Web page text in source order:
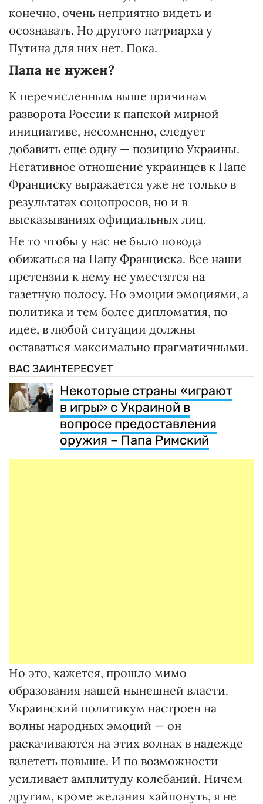
конечно, очень неприятно видеть и
осознавать. Но другого патриарха у
Путина для них нет. Пока.
Папа не нужен?
К перечисленным выше причинам
разворота России к папской мирной
инициативе, несомненно, следует
добавить еще одну — позицию Украины.
Негативное отношение украинцев к Папе
Франциску выражается уже не только в
результатах соцопросов, но и в
высказываниях официальных лиц.
Не то чтобы у нас не было повода
обижаться на Папу Франциска. Все наши
претензии к нему не уместятся на
газетную полосу. Но эмоции эмоциями, а
политика и тем более дипломатия, по
идее, в любой ситуации должны
оставаться максимально прагматичными.
ВАС ЗАИНТЕРЕСУЕТ
Некоторые страны «играют
в игры» с Украиной в
вопросе предоставления
оружия – Папа Римский
Но это, кажется, прошло мимо
образования нашей нынешней власти.
Украинский политикум настроен на
волны народных эмоций — он
раскачиваются на этих волнах в надежде
взлететь повыше. И по возможности
усиливает амплитуду колебаний. Ничем
другим, кроме желания хайпонуть, я не